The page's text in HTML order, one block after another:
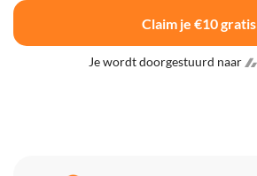
Claim je €10 gratis
Je wordt doorgestuurd naar